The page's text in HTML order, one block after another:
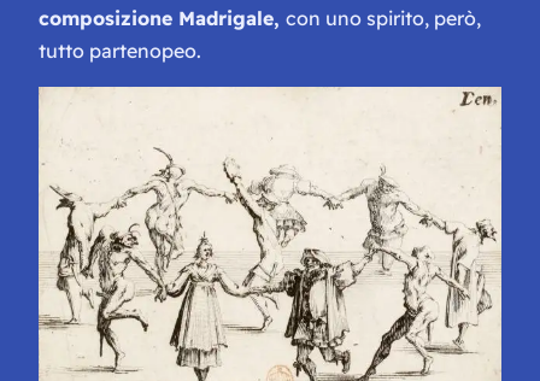
composizione Madrigale, con uno spirito, però,
tutto partenopeo.